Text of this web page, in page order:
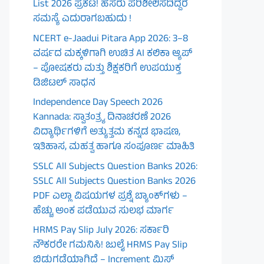
List 2026 ಪ್ರಕಟ! ಹೆಸರು ಪರಿಶೀಲಿಸದಿದ್ದರೆ
ಸಮಸ್ಯೆ ಎದುರಾಗಬಹುದು !
NCERT e-Jaadui Pitara App 2026: 3–8
ವರ್ಷದ ಮಕ್ಕಳಿಗಾಗಿ ಉಚಿತ AI ಕಲಿಕಾ ಆ್ಯಪ್
– ಪೋಷಕರು ಮತ್ತು ಶಿಕ್ಷಕರಿಗೆ ಉಪಯುಕ್ತ
ಡಿಜಿಟಲ್ ಸಾಧನ
Independence Day Speech 2026
Kannada: ಸ್ವಾತಂತ್ರ್ಯ ದಿನಾಚರಣೆ 2026
ವಿದ್ಯಾರ್ಥಿಗಳಿಗೆ ಅತ್ಯುತ್ತಮ ಕನ್ನಡ ಭಾಷಣ,
ಇತಿಹಾಸ, ಮಹತ್ವ ಹಾಗೂ ಸಂಪೂರ್ಣ ಮಾಹಿತಿ
SSLC All Subjects Question Banks 2026:
SSLC All Subjects Question Banks 2026
PDF ಎಲ್ಲಾ ವಿಷಯಗಳ ಪ್ರಶ್ನೆ ಬ್ಯಾಂಕ್‌ಗಳು –
ಹೆಚ್ಚು ಅಂಕ ಪಡೆಯುವ ಸುಲಭ ಮಾರ್ಗ
HRMS Pay Slip July 2026: ಸರ್ಕಾರಿ
ನೌಕರರೇ ಗಮನಿಸಿ! ಜುಲೈ HRMS Pay Slip
ಬಿಡುಗಡೆಯಾಗಿದೆ – Increment ಮಿಸ್